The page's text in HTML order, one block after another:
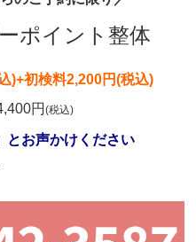
ポイント整体
)+初検料2,200円(税込)
円 (税込)
とお声かけください